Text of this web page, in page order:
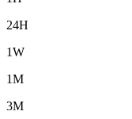
24H
1W
1M
3M